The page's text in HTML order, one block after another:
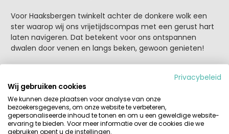
Voor Haaksbergen twinkelt achter de donkere wolk een
ster waarop wij ons vrijetijdscompas met een gerust hart
laten navigeren. Dat betekent voor ons ontspannen
dwalen door venen en langs beken, gewoon genieten!
Privacybeleid
Wij gebruiken cookies
We kunnen deze plaatsen voor analyse van onze
bezoekersgegevens, om onze website te verbeteren,
gepersonaliseerde inhoud te tonen en om u een geweldige website-
ervaring te bieden. Voor meer informatie over de cookies die we
gebruiken opent u de instellingen.